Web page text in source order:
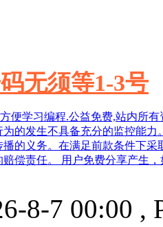
无须等1-3号
便学习编程.公益免费,站内所
的发生不具备充分的监控能
的义务。在满足前款条件下
偿责任。 用户免费分享产生
8-7 00:00 ,